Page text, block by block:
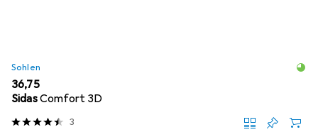
Sohlen
EUR
36,75
SidasComfort 3D
3